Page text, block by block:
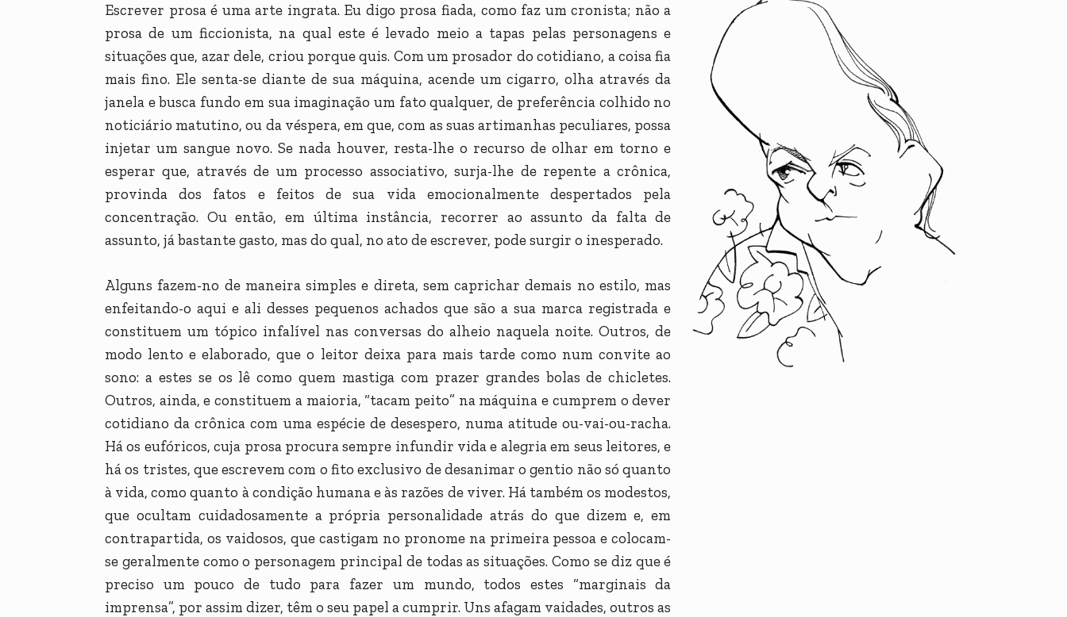
Escrever prosa é uma arte ingrata. Eu digo prosa fiada, como faz um cronista; não a
prosa de um ficcionista, na qual este é levado meio a tapas pelas personagens e
situações que, azar dele, criou porque quis. Com um prosador do cotidiano, a coisa fia
mais fino. Ele senta-se diante de sua máquina, acende um cigarro, olha através da
janela e busca fundo em sua imaginação um fato qualquer, de preferência colhido no
noticiário matutino, ou da véspera, em que, com as suas artimanhas peculiares, possa
injetar um sangue novo. Se nada houver, resta-lhe o recurso de olhar em torno e
esperar que, através de um processo associativo, surja-lhe de repente a crônica,
provinda dos fatos e feitos de sua vida emocionalmente despertados pela
concentração. Ou então, em última instância, recorrer ao assunto da falta de
assunto, já bastante gasto, mas do qual, no ato de escrever, pode surgir o inesperado.
Alguns fazem-no de maneira simples e direta, sem caprichar demais no estilo, mas
enfeitando-o aqui e ali desses pequenos achados que são a sua marca registrada e
constituem um tópico infalível nas conversas do alheio naquela noite. Outros, de
modo lento e elaborado, que o leitor deixa para mais tarde como num convite ao
sono: a estes se os lê como quem mastiga com prazer grandes bolas de chicletes.
Outros, ainda, e constituem a maioria, “tacam peito” na máquina e cumprem o dever
cotidiano da crônica com uma espécie de desespero, numa atitude ou-vai-ou-racha.
Há os eufóricos, cuja prosa procura sempre infundir vida e alegria em seus leitores, e
há os tristes, que escrevem com o fito exclusivo de desanimar o gentio não só quanto
à vida, como quanto à condição humana e às razões de viver. Há também os modestos,
que ocultam cuidadosamente a própria personalidade atrás do que dizem e, em
contrapartida, os vaidosos, que castigam no pronome na primeira pessoa e colocam-
se geralmente como o personagem principal de todas as situações. Como se diz que é
preciso um pouco de tudo para fazer um mundo, todos estes “marginais da
imprensa”, por assim dizer, têm o seu papel a cumprir. Uns afagam vaidades, outros as